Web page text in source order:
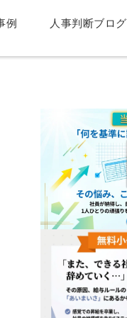
例 人事判断ブログ